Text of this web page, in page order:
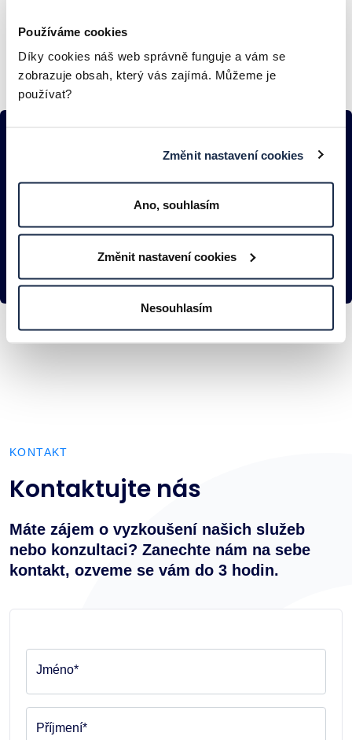
Používáme cookies
Díky cookies náš web správně funguje a vám se
zobrazuje obsah, který vás zajímá. Můžeme je
používat?
Změnit nastavení cookies
Ano, souhlasím
Změnit nastavení cookies
Nesouhlasím
Najdeme řešení
i pro vás
KONTAKT
Kontaktujte nás
Máte zájem o vyzkoušení našich služeb
nebo konzultaci? Zanechte nám na sebe
kontakt, ozveme se vám do 3 hodin.
Jméno*
Příjmení*